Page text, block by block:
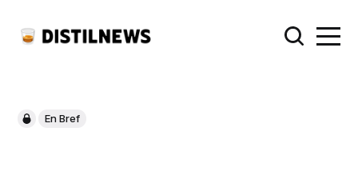
En Bref